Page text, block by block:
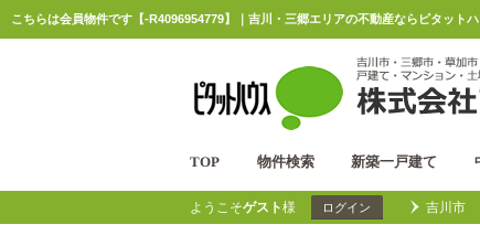
こちらは会員物件です【-R4096954779】｜吉川・三郷エリアの不動産ならピタット
TOP 物件検索 新築一戸建て
ようこそゲスト様 ログイン 吉川市